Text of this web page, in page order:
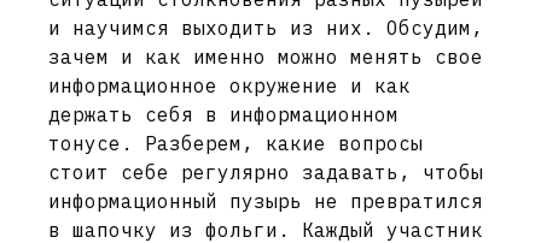
и научимся выходить из них. Обсудим,
зачем и как именно можно менять свое
информационное окружение и как
держать себя в информационном
тонусе. Разберем, какие вопросы
стоит себе регулярно задавать, чтобы
информационный пузырь не превратился
в шапочку из фольги. Каждый участник